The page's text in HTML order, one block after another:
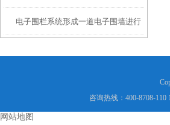
电子围栏系统形成一道电子围墙进行
咨询热线：400-8708-
网站地图